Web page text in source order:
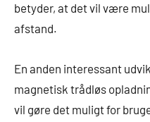
betyder, at det vil være
afstand.
En anden interessant
magnetisk trådløs
vil gøre det muligt for